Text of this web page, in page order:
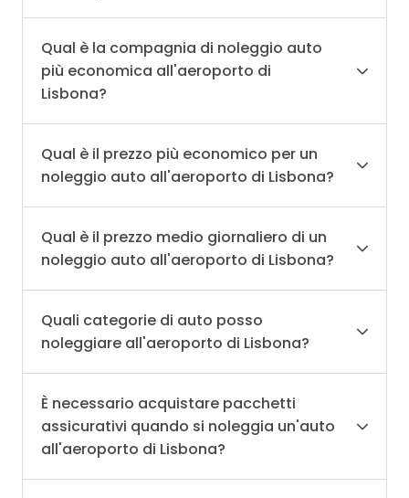
Qual è la compagnia di noleggio auto
più economica all'aeroporto di
Lisbona?
Qual è il prezzo più economico per un
noleggio auto all'aeroporto di Lisbona?
Qual è il prezzo medio giornaliero di un
noleggio auto all'aeroporto di Lisbona?
Quali categorie di auto posso
noleggiare all'aeroporto di Lisbona?
È necessario acquistare pacchetti
assicurativi quando si noleggia un'auto
all'aeroporto di Lisbona?